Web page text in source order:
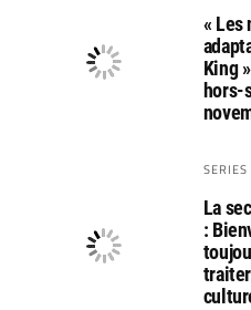
« Les
King
hors-
SERIES
La
: